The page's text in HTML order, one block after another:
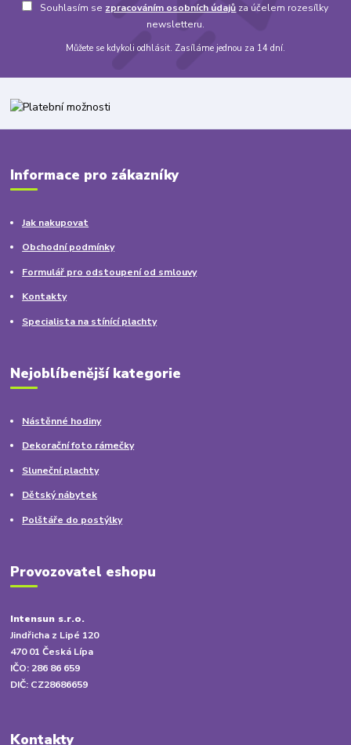
Souhlasím se zpracováním osobních údajů za účelem rozesílky
newsletteru.
Můžete se kdykoli odhlásit. Zasíláme jednou za 14 dní.
Informace pro zákazníky
Jak nakupovat
Obchodní podmínky
Formulář pro odstoupení od smlouvy
Kontakty
Specialista na stínící plachty
Nejoblíbenější kategorie
Nástěnné hodiny
Dekorační foto rámečky
Sluneční plachty
Dětský nábytek
Polštáře do postýlky
Provozovatel eshopu
Intensun s.r.o.
Jindřicha z Lipé 120
470 01 Česká Lípa
IČO: 286 86 659
DIČ: CZ28686659
Kontakty